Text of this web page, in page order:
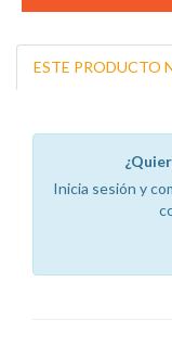
ESTE PRODUCTO
Inicia sesión y